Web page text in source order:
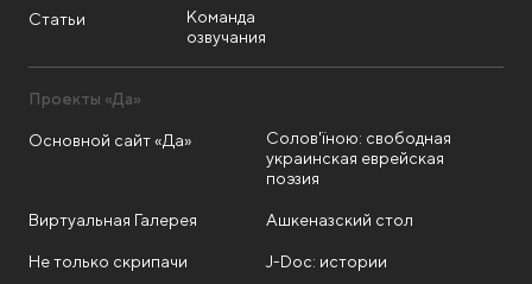
Статьи
Команда
озвучания
Проекты «Да»
Основной сайт «Да»
Солов'їною: свободная
украинская еврейская
поэзия
Виртуальная Галерея Ашкеназский стол
Не только скрипачи J-Doc: истории